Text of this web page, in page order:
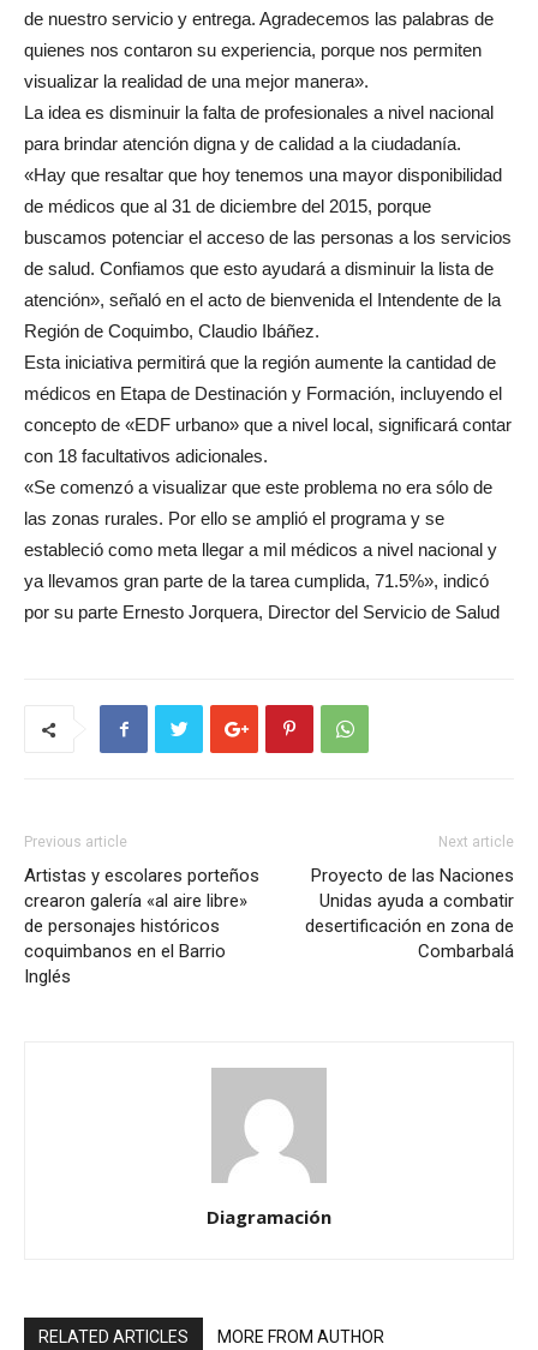
de nuestro servicio y entrega. Agradecemos las palabras de
quienes nos contaron su experiencia, porque nos permiten
visualizar la realidad de una mejor manera».
La idea es disminuir la falta de profesionales a nivel nacional
para brindar atención digna y de calidad a la ciudadanía.
«Hay que resaltar que hoy tenemos una mayor disponibilidad
de médicos que al 31 de diciembre del 2015, porque
buscamos potenciar el acceso de las personas a los servicios
de salud. Confiamos que esto ayudará a disminuir la lista de
atención», señaló en el acto de bienvenida el Intendente de la
Región de Coquimbo, Claudio Ibáñez.
Esta iniciativa permitirá que la región aumente la cantidad de
médicos en Etapa de Destinación y Formación, incluyendo el
concepto de «EDF urbano» que a nivel local, significará contar
con 18 facultativos adicionales.
«Se comenzó a visualizar que este problema no era sólo de
las zonas rurales. Por ello se amplió el programa y se
estableció como meta llegar a mil médicos a nivel nacional y
ya llevamos gran parte de la tarea cumplida, 71.5%», indicó
por su parte Ernesto Jorquera, Director del Servicio de Salud
Previous article
Artistas y escolares porteños
crearon galería «al aire libre»
de personajes históricos
coquimbanos en el Barrio
Inglés
Next article
Proyecto de las Naciones
Unidas ayuda a combatir
desertificación en zona de
Combarbalá
Diagramación
RELATED ARTICLES MORE FROM AUTHOR